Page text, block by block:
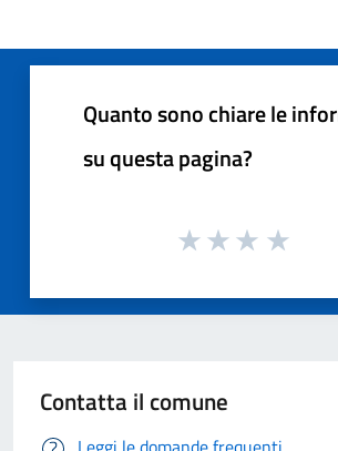
Quanto sono chiare le
su questa pagina?
Contatta il comune